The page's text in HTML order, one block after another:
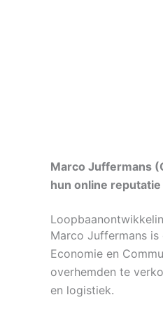
Marco Juffermans
hun online
Marco Juffermans
Economie en
overhemden te
en logistiek.